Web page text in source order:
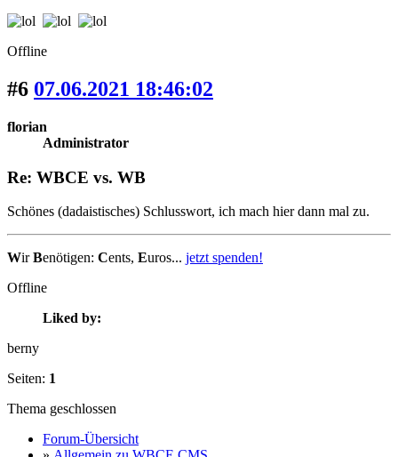
Offline
#6 07.06.2021 18:46:02
florian
Administrator
Re: WBCE vs. WB
Schönes (dadaistisches) Schlusswort, ich mach hier dann mal zu.
WirBenötigen: Cents, Euros... jetzt spenden!
Offline
Liked by:
berny
Seiten: 1
Thema geschlossen
Forum-Übersicht